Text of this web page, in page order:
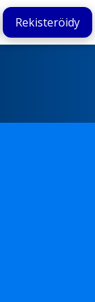
Rekisteröidy